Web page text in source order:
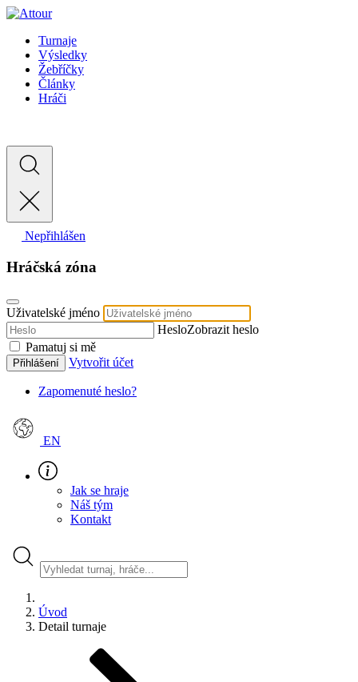
Turnaje
Výsledky
Žebříčky
Články
Hráči
Nepřihlášen
Hráčská zóna
Uživatelské jméno
HesloZobrazit heslo
Pamatuj si mě
Přihlášení Vytvořit účet
Zapomenuté heslo?
EN
Jak se hraje
Náš tým
Kontakt
Úvod
Detail turnaje